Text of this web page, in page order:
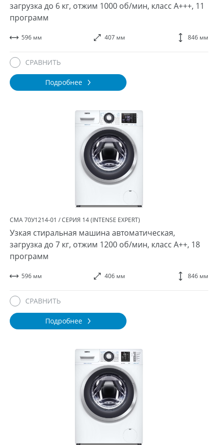
загрузка до 6 кг, отжим 1000 об/мин, класс A+++, 11
программ
596 мм 407 мм 846 мм
Подробнее
СРАВНИТЬ
СМА 70У1214-01 / СЕРИЯ 14 (INTENSE EXPERT)
Узкая стиральная машина автоматическая,
загрузка до 7 кг, отжим 1200 об/мин, класс A++, 18
программ
596 мм 406 мм 846 мм
Подробнее
СРАВНИТЬ